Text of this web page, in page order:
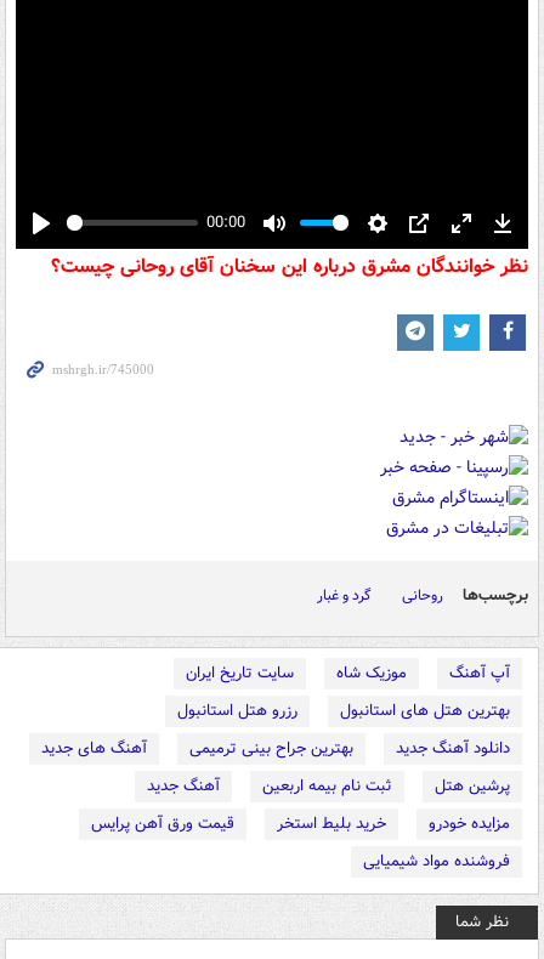
Play
00:00
Mute Settings
PIP Enter
fullscreen
نظر خوانندگان مشرق درباره این سخنان آقای روحانی چیست؟
برچسب‌ها روحانی گرد و غبار
آپ آهنگ موزیک شاه
سایت تاریخ ایران
بهترین هتل های استانبول
رزرو هتل استانبول
دانلود آهنگ جدید
بهترین جراح بینی ترمیمی
آهنگ های جدید
پرشین هتل
ثبت نام بیمه اربعین
آهنگ جدید
مزایده خودرو
خرید بلیط استخر
قیمت ورق آهن پرایس
فروشنده مواد شیمیایی
نظر شما